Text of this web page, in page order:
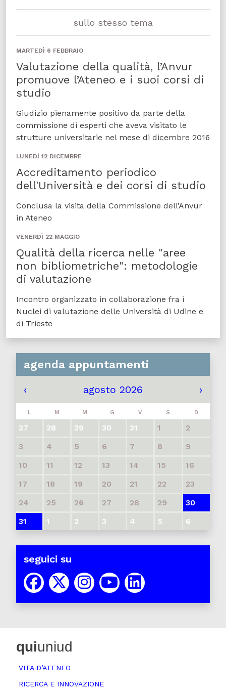
sullo stesso tema
MARTEDÌ 6 FEBBRAIO
Valutazione della qualità, l’Anvur
promuove l’Ateneo e i suoi corsi di
studio
Giudizio pienamente positivo da parte della
commissione di esperti che aveva visitato le
strutture universitarie nel mese di dicembre 2016
LUNEDÌ 12 DICEMBRE
Accreditamento periodico
dell'Università e dei corsi di studio
Conclusa la visita della Commissione dell’Anvur
in Ateneo
VENERDÌ 22 MAGGIO
Qualità della ricerca nelle "aree
non bibliometriche": metodologie
di valutazione
Incontro organizzato in collaborazione fra i
Nuclei di valutazione delle Università di Udine e
di Trieste
agenda appuntamenti
‹ agosto 2026 ›
L M M G V S D
27 28 29 30 31 1
2
3
4 5 6 7 8
9
10
11 12 13 14 15
16
17
18 19 20 21 22
23
24
25 26 27 28 29
30
31
1 2 3 4 5 6
seguici su
quiuniud
VITA D’ATENEO
RICERCA E INNOVAZIONE